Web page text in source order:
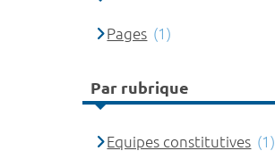
Pages (1)
Par rubrique
Equipes constitutives (1)